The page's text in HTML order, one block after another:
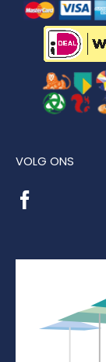
VOLG ONS